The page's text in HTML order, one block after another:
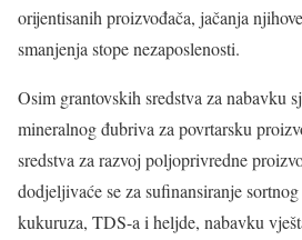
orijentisanih proizvođača, jačanja
smanjenja stope nezaposlenosti.
Osim grantovskih sredstva za nabavku
mineralnog đubriva za povrtarsku
sredstva za razvoj poljoprivredne
dodjeljivaće se za sufinansiranje
kukuruza, TDS-a i heljde, nabavku